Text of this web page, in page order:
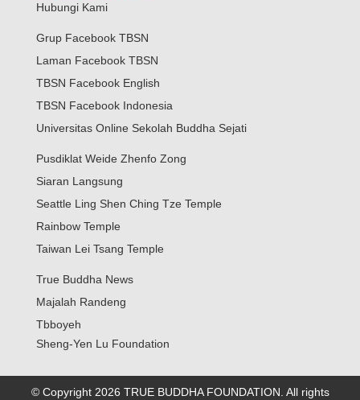
Hubungi Kami
Grup Facebook TBSN
Laman Facebook TBSN
TBSN Facebook English
TBSN Facebook Indonesia
Universitas Online Sekolah Buddha Sejati
Pusdiklat Weide Zhenfo Zong
Siaran Langsung
Seattle Ling Shen Ching Tze Temple
Rainbow Temple
Taiwan Lei Tsang Temple
True Buddha News
Majalah Randeng
Tbboyeh
Sheng-Yen Lu Foundation
© Copyright 2026 TRUE BUDDHA FOUNDATION. All rights